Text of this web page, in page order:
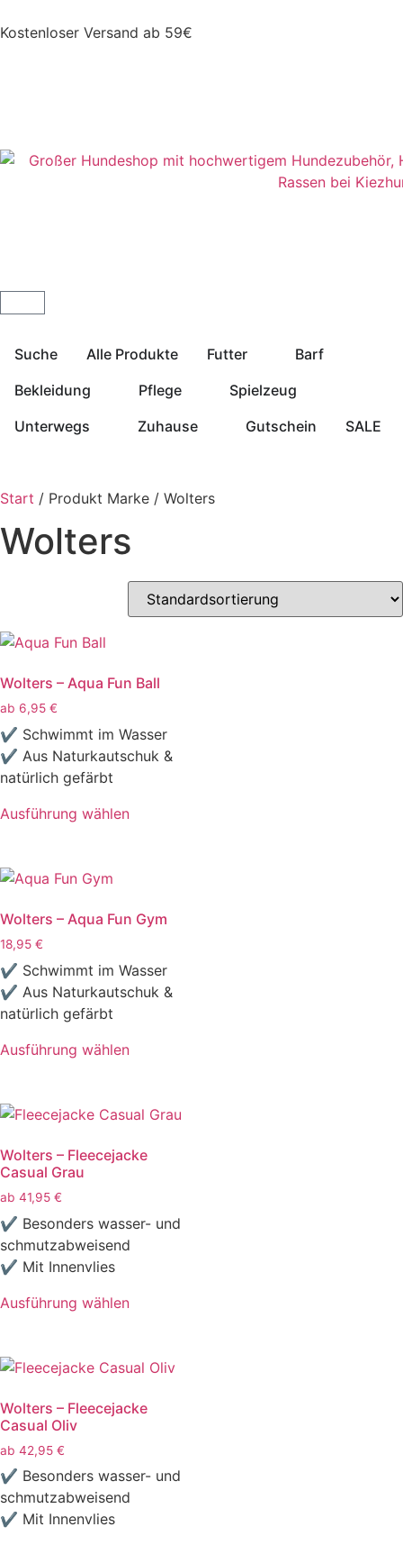
Kostenloser Versand ab 59€
Suche Alle Produkte Futter
Barf
Bekleidung
Pflege
Spielzeug
Unterwegs
Zuhause Gutschein SALE
Start / Produkt Marke / Wolters
Wolters
Wolters – Aqua Fun Ball
ab 6,95 €
✔ Schwimmt im Wasser
✔ Aus Naturkautschuk &
natürlich gefärbt
Ausführung wählen
Wolters – Aqua Fun Gym
18,95 €
✔ Schwimmt im Wasser
✔ Aus Naturkautschuk &
natürlich gefärbt
Ausführung wählen
Wolters – Fleecejacke
Casual Grau
ab 41,95 €
✔ Besonders wasser- und
schmutzabweisend
✔ Mit Innenvlies
Ausführung wählen
Wolters – Fleecejacke
Casual Oliv
ab 42,95 €
✔ Besonders wasser- und
schmutzabweisend
✔ Mit Innenvlies